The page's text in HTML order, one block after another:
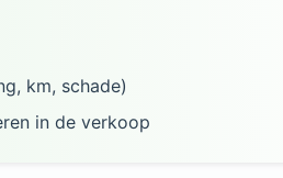
km, schade)
in de verkoop